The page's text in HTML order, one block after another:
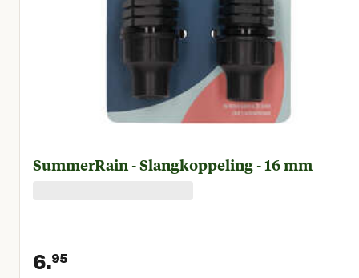
SummerRain - Slangkoppeling - 16 mm
6.95